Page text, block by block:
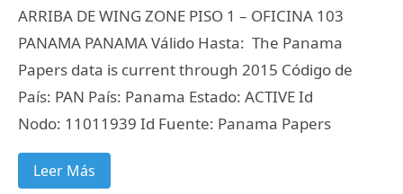
ARRIBA DE WING ZONE PISO 1 – OFICINA 103
PANAMA PANAMA Válido Hasta: The Panama
Papers data is current through 2015 Código de
País: PAN País: Panama Estado: ACTIVE Id
Nodo: 11011939 Id Fuente: Panama Papers
Leer Más